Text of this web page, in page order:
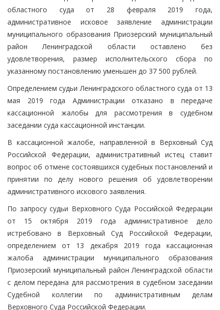
областного суда от 28 февраля 2019 года,
административное исковое заявление администрации
муниципального образования Приозерский муниципальный
район Ленинградской области оставлено без
удовлетворения, размер исполнительского сбора по
указанному постановлению уменьшен до 37 500 рублей.
Определением судьи Ленинградского областного суда от 13
мая 2019 года Администрации отказано в передаче
кассационной жалобы для рассмотрения в судебном
заседании суда кассационной инстанции.
В кассационной жалобе, направленной в Верховный Суд
Российской Федерации, административный истец ставит
вопрос об отмене состоявшихся судебных постановлений и
принятии по делу нового решения об удовлетворении
административного искового заявления.
По запросу судьи Верховного Суда Российской Федерации
от 15 октября 2019 года административное дело
истребовано в Верховный Суд Российской Федерации,
определением от 13 декабря 2019 года кассационная
жалоба администрации муниципального образования
Приозерский муниципальный район Ленинградской области
с делом передана для рассмотрения в судебном заседании
Судебной коллегии по административным делам
Верховного Суда Российской Федерации.